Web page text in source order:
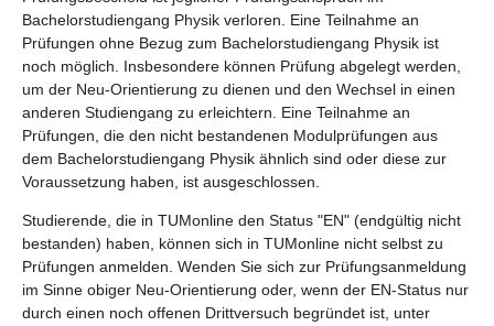
Bachelorstudiengang Physik verloren. Eine Teilnahme an
Prüfungen ohne Bezug zum Bachelorstudiengang Physik ist
noch möglich. Insbesondere können Prüfung abgelegt werden,
um der Neu-Orientierung zu dienen und den Wechsel in einen
anderen Studiengang zu erleichtern. Eine Teilnahme an
Prüfungen, die den nicht bestandenen Modulprüfungen aus
dem Bachelorstudiengang Physik ähnlich sind oder diese zur
Voraussetzung haben, ist ausgeschlossen.
Studierende, die in TUMonline den Status "EN" (endgültig nicht
bestanden) haben, können sich in TUMonline nicht selbst zu
Prüfungen anmelden. Wenden Sie sich zur Prüfungsanmeldung
im Sinne obiger Neu-Orientierung oder, wenn der EN-Status nur
durch einen noch offenen Drittversuch begründet ist, unter